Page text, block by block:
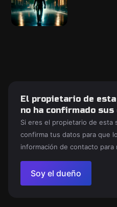
El propietario de
no ha confirmado
Si eres el propietario de esta
confirma tus datos para que
información de contacto para
Soy el dueño